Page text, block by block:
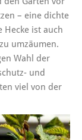
– eine dichte
Hecke ist auch
umzäumen.
Wahl der
und
viel von der